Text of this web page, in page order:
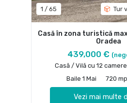
1 / 65 Tur
Casă în zona turistică
Oradea
439,000 €
Casă / Vilă cu 12
Baile 1 Mai
720 mp
Vezi mai multe